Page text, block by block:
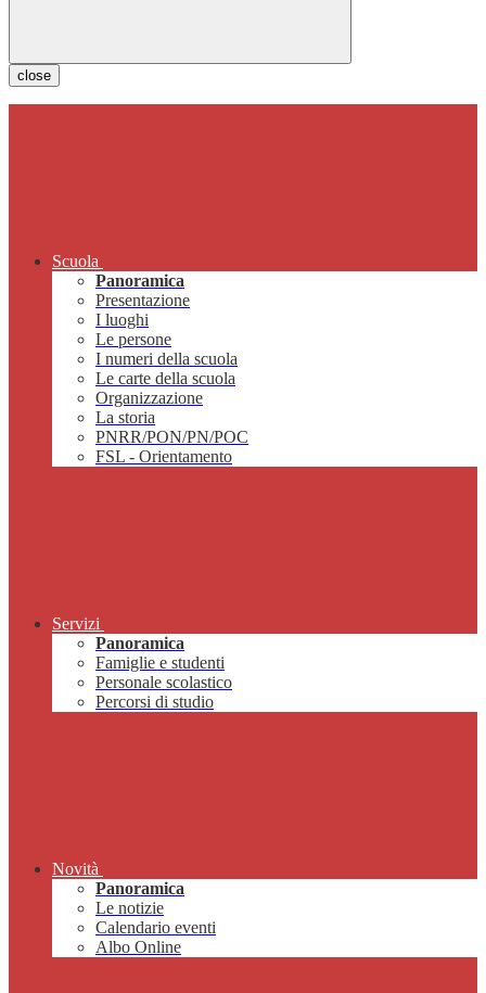
close
Scuola
Panoramica
Presentazione
I luoghi
Le persone
I numeri della scuola
Le carte della scuola
Organizzazione
La storia
PNRR/PON/PN/POC
FSL - Orientamento
Servizi
Panoramica
Famiglie e studenti
Personale scolastico
Percorsi di studio
Novità
Panoramica
Le notizie
Calendario eventi
Albo Online